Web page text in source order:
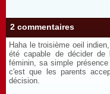
2 commentaires
Haha le troisième oeil
été capable de décider
féminin, sa simple
c'est que les parents
décision.